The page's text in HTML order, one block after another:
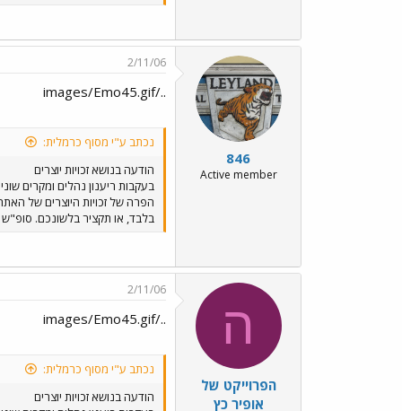
846
Active member
2/11/06
../images/Emo45.gif
נכתב ע"י מסוף כרמלית:
הודעה בנושא זכויות יוצרים
בעקבות ריענון נהלים ומקרים
הפרה של זכויות היוצרים של
בלבד, או תקציר בלשונכם. סופ"ש
ה
הפרוייקט של
אופיר כץ
2/11/06
../images/Emo45.gif
נכתב ע"י מסוף כרמלית:
הודעה בנושא זכויות יוצרים